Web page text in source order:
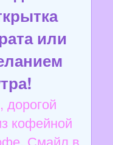
или
кофейной
Смайл в